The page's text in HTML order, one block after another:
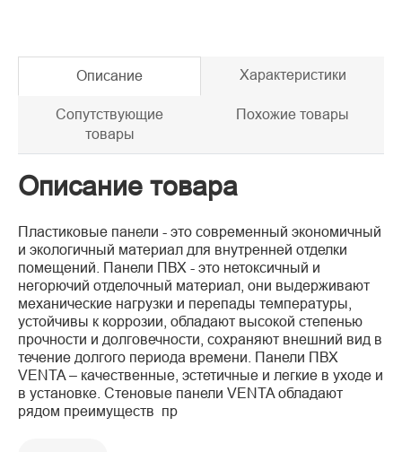
Описание Характеристики
Сопутствующие
товары
Похожие товары
Описание товара
Пластиковые панели - это современный экономичный
и экологичный материал для внутренней отделки
помещений. Панели ПВХ - это нетоксичный и
негорючий отделочный материал, они выдерживают
механические нагрузки и перепады температуры,
устойчивы к коррозии, обладают высокой степенью
прочности и долговечности, сохраняют внешний вид в
течение долгого периода времени. Панели ПВХ
VENTA – качественные, эстетичные и легкие в уходе и
в установке. Стеновые панели VENTA обладают
рядом преимуществ пр